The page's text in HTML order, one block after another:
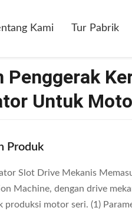
Kami Tur Pabrik
Penggerak
Untuk
Produk
Slot Drive Mekanis
Machine, dengan drive
produksi motor seri. (1)